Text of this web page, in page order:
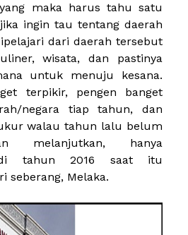
maka harus tahu satu
ingin tau tentang daerah
dari daerah tersebut
wisata, dan pastinya
untuk menuju kesana.
terpikir, pengen banget
negara tiap tahun, dan
walau tahun lalu belum
melanjutkan, hanya
di tahun 2016 saat itu
seberang, Melaka.